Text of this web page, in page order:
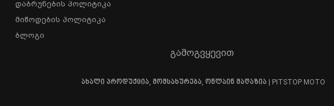
Დაბრუნების Პოლიტიკა
Მიწოდების Პოლიტიკა
Ბლოგი
გამოგვყევით
ახალი პროდუქცია, მომსახურება, ონლაინ მაღაზია | PITSTOP MOTO